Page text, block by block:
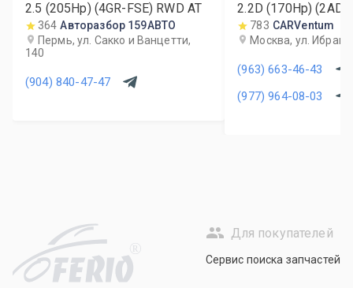
2.5 (205Hp) (4GR-FSE) RWD AT
364 Авторазбор 159АВТО
Пермь, ул. Сакко и Ванцетти,
140
(904) 840-47-47
2.2D (170Hp) (2AD-
MT783 CARVentum
Москва, ул.
(963) 663-46-43
(977) 964-08-03
R
Для покупателей
Сервис поиска запчастей